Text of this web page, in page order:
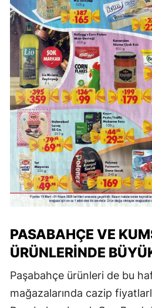
PASABAHÇE VE
ÜRÜNLERINDE
Paşabahçe ürünleri de bu
mağazalarında cazip